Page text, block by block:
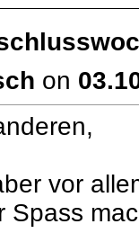
on
vor
Spass